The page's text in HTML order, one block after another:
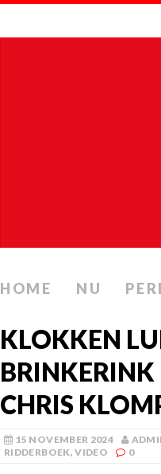
HOME NU
KLOKKEN
BRINKERINK
CHRIS
15 NOVEMBER 2024
RIDDERBOEK,VIDEO 0